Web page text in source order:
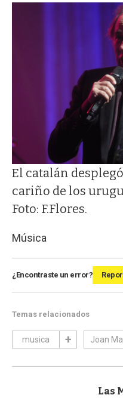
El catalán
cariño de los
Foto: F.Flores.
Música
¿Encontraste un error?
Temas relacionados
musica Joan
Las